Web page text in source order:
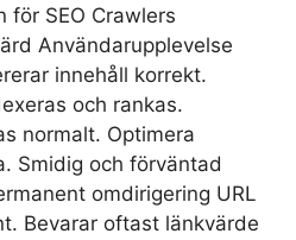
för SEO Crawlers
Användarupplevelse
innehåll korrekt.
och rankas.
normalt. Optimera
Smidig och förväntad
omdirigering URL
Bevarar oftast länkvärde